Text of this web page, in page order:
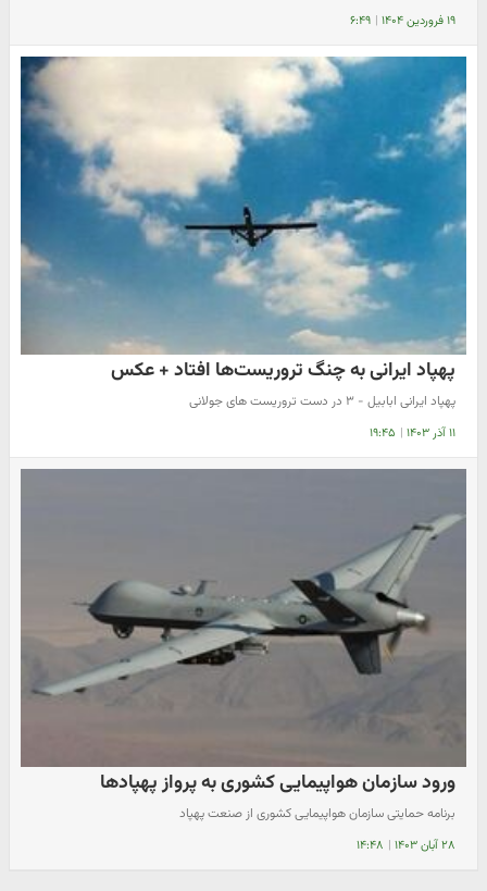
۱۹ فروردین ۱۴۰۴ | ۶:۴۹
پهپاد ایرانی به چنگ تروریست‌ها افتاد + عکس
پهپاد ایرانی ابابیل - ۳ در دست تروریست های جولانی
۱۱ آذر ۱۴۰۳ | ۱۹:۴۵
ورود سازمان هواپیمایی کشوری به پرواز پهپادها
برنامه حمایتی سازمان هواپیمایی کشوری از صنعت پهپاد
۲۸ آبان ۱۴۰۳ | ۱۴:۴۸